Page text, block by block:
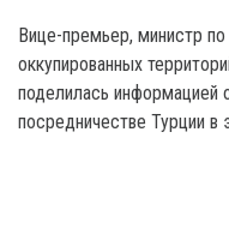
Вице-премьер, министр
оккупированных
поделилась информацией
посредничестве Турции в